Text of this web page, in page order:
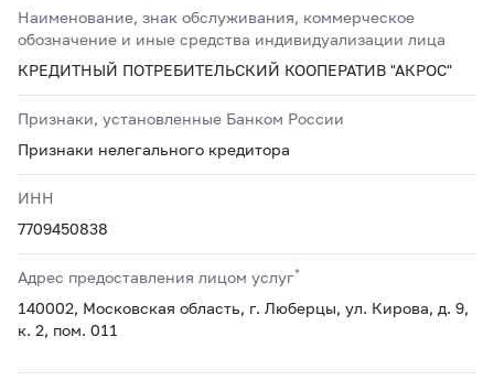
Наименование, знак обслуживания, коммерческое
обозначение и иные средства индивидуализации лица
КРЕДИТНЫЙ ПОТРЕБИТЕЛЬСКИЙ КООПЕРАТИВ "АКРОС"
Признаки, установленные Банком России
Признаки нелегального кредитора
ИНН
7709450838
Адрес предоставления лицом услуг*
140002, Московская область, г. Люберцы, ул. Кирова, д. 9,
к. 2, пом. 011